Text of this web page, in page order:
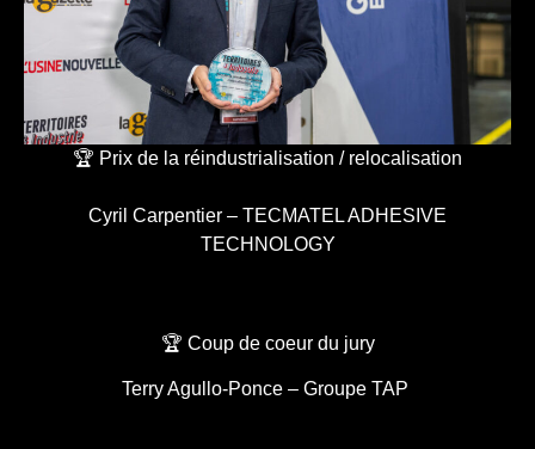
🏆 Prix de la réindustrialisation / relocalisation
Cyril Carpentier – TECMATEL ADHESIVE
TECHNOLOGY
🏆 Coup de coeur du jury
Terry Agullo-Ponce – Groupe TAP